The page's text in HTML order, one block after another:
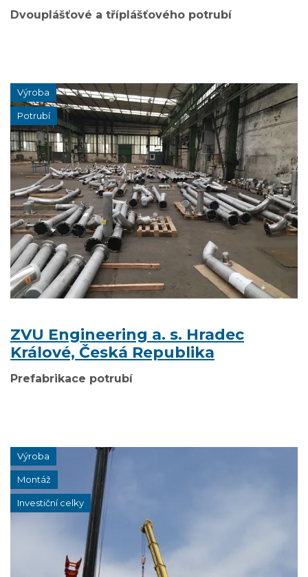
Dvouplášťové a tříplášťového potrubí
Výroba
Potrubí
ZVU Engineering a. s. Hradec
Králové, Česká Republika
Prefabrikace potrubí
Výroba
Montáž
Investiční celky